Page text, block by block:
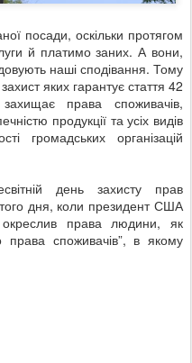
посади, оскільки протягом
й платимо заних. А вони,
наші сподівання. Тому
яких гарантує стаття 42
права споживачів,
продукції та усіх видів
громадських організацій
день захисту прав
дня, коли президент США
права людини, як
споживачів”, в якому